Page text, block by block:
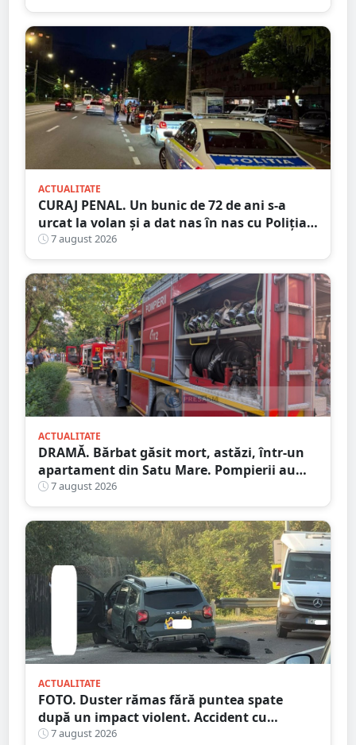
ACTUALITATE
CURAJ PENAL. Un bunic de 72 de ani s-a
urcat la volan și a dat nas în nas cu Poliția
Satu Mare
7 august 2026
ACTUALITATE
DRAMĂ. Bărbat găsit mort, astăzi, într-un
apartament din Satu Mare. Pompierii au
spart ușa
7 august 2026
ACTUALITATE
FOTO. Duster rămas fără puntea spate
după un impact violent. Accident cu
implicarea unei mașini din Satu Mare
7 august 2026